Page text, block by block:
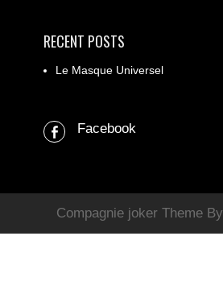
RECENT POSTS
Le Masque Universel
Facebook
Compagnie joker Theme By